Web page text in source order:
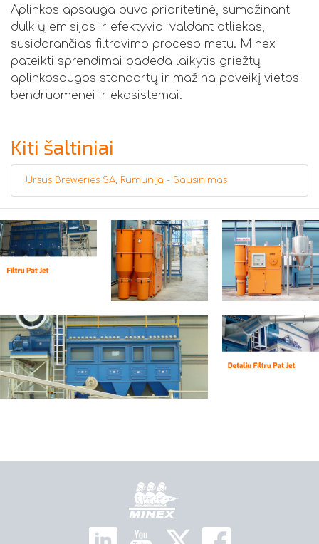
Aplinkos apsauga buvo prioritetinė, sumažinant
dulkių emisijas ir efektyviai valdant atliekas,
susidarančias filtravimo proceso metu. Minex
pateikti sprendimai padeda laikytis griežtų
aplinkosaugos standartų ir mažina poveikį vietos
bendruomenei ir ekosistemai.
Kiti šaltiniai
Ursus Breweries SA, Rumunija - Sausinimas